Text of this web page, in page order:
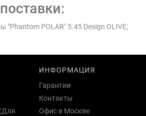
"Phantom POLAR" 5.45 Design OLIVE;
ИНФОРМАЦИЯ
Гарантии
Контакты
Офис в Москве